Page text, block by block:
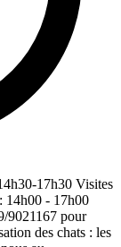
17h30 Visites
14h00 - 17h00
9021167 pour
des chats : les